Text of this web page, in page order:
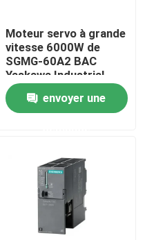
Moteur servo à grande
vitesse 6000W de
SGMG-60A2 BAC
Yaskawa Industrial
Servo Motor
envoyer une